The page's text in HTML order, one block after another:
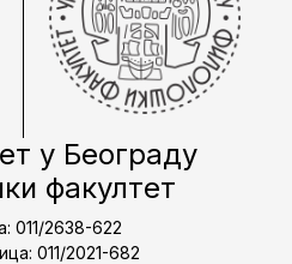
у Београду
факултет
011/2638-622
011/2021-682